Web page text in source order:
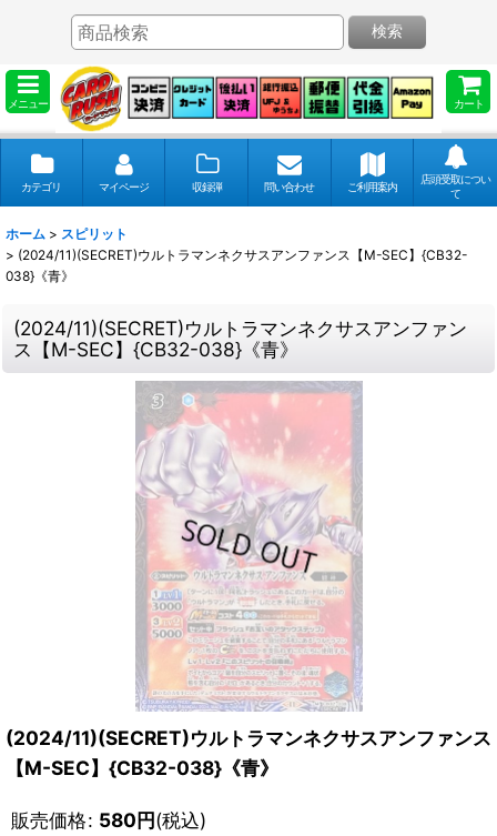
メニュー カート
検索
カテゴリ マイページ 収録弾 問い合わせ ご利用案内
店頭受取につい
て
ホーム > スピリット
> (2024/11)(SECRET)ウルトラマンネクサスアンファンス【M-SEC】{CB32-
038}《青》
(2024/11)(SECRET)ウルトラマンネクサスアンファン
ス【M-SEC】{CB32-038}《青》
(2024/11)(SECRET)ウルトラマンネクサスアンファンス
【M-SEC】{CB32-038}《青》
販売価格: 580円(税込)